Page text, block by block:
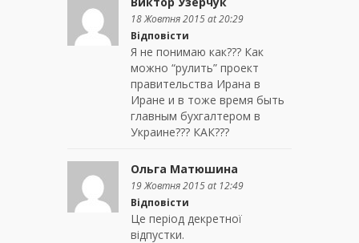
18 Жовтня 2015 at 20:29
Відповісти
Я не понимаю как??? Как
можно “рулить” проект
правительства Ирана в
Иране и в тоже время быть
главным бухгалтером в
Украине??? КАК???
Ольга Матюшина
19 Жовтня 2015 at 12:49
Відповісти
Це період декретної
відпустки.